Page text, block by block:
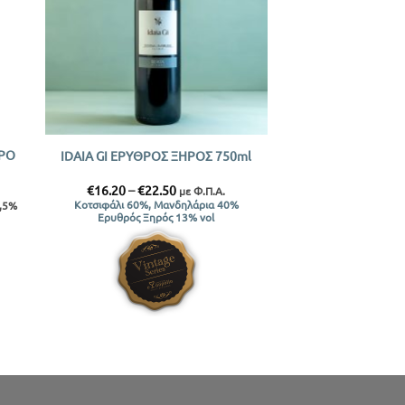
IDAIA GI ΕΡΥΘΡΟΣ ΞΗΡΟΣ 750ml
€16.20–€22.50Price
range:
€16.20
through
€22.50
με Φ.Π.Α.
Κοτσιφάλι 60%, Μανδηλάρια 40%
Ερυθρός Ξηρός 13% vol